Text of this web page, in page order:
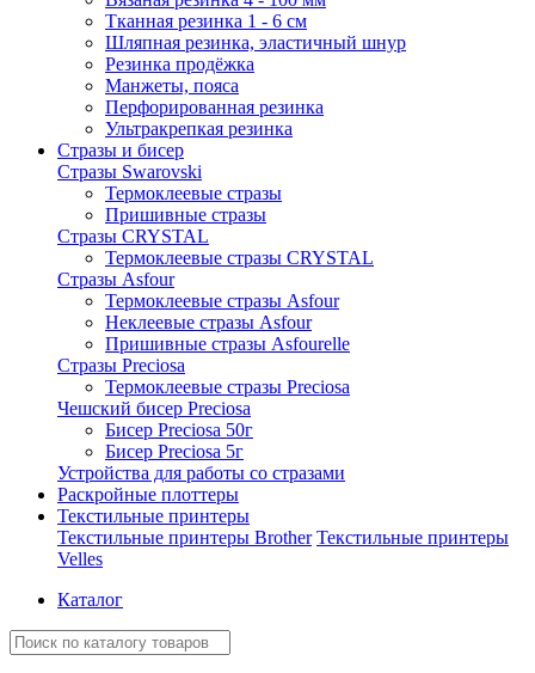
Тканная резинка 1 - 6 см
Шляпная резинка, эластичный шнур
Резинка продёжка
Манжеты, пояса
Перфорированная резинка
Ультракрепкая резинка
Стразы и бисер
Стразы Swarovski
Термоклеевые стразы
Пришивные стразы
Стразы CRYSTAL
Термоклеевые стразы CRYSTAL
Стразы Asfour
Термоклеевые стразы Asfour
Неклеевые стразы Asfour
Пришивные стразы Asfourelle
Стразы Preciosa
Термоклеевые стразы Preciosa
Чешский бисер Preciosa
Бисер Preciosa 50г
Бисер Preciosa 5г
Устройства для работы со стразами
Раскройные плоттеры
Текстильные принтеры
Текстильные принтеры Brother Текстильные принтеры
Velles
Каталог